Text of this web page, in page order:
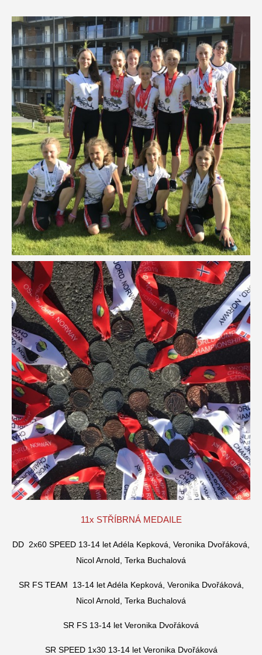
11x STŘÍBRNÁ MEDAILE
DD 2x60 SPEED 13-14 let Adéla Kepková, Veronika Dvořáková,
Nicol Arnold, Terka Buchalová
SR FS TEAM 13-14 let Adéla Kepková, Veronika Dvořáková,
Nicol Arnold, Terka Buchalová
SR FS 13-14 let Veronika Dvořáková
SR SPEED 1x30 13-14 let Veronika Dvořáková